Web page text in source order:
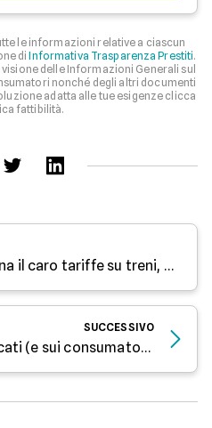
le informazioni relative a ciascun
diInformativa Trasparenza Prestiti.
delle Informazioni Generali sul
nonché degli altri documenti
adatta alle tue esigenze clicca
fattibilità.
Pasqua & ponti: torna il caro tariffe su treni, voli e pullman
SUCCESSIVO
Dazi Usa, caos sui mercati (e sui consumatori)